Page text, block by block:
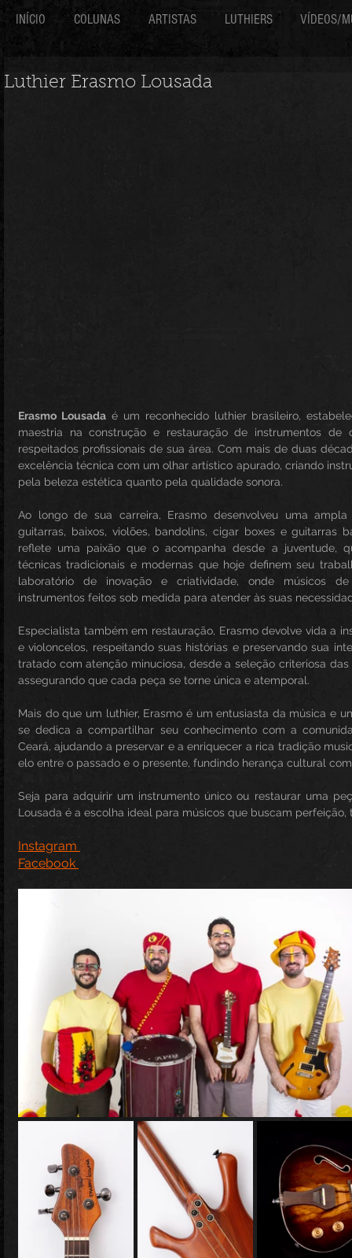
INÍCIO COLUNAS ARTISTAS LUTHIERS VÍDEOS/
Luthier Erasmo Lousada
Erasmo Lousada é um reconhecido luthier brasileiro,
maestria na construção e restauração de instrumentos
respeitados profissionais de sua área. Com mais de duas
excelência técnica com um olhar artístico apurado, criando
pela beleza estética quanto pela qualidade sonora.
Ao longo de sua carreira, Erasmo desenvolveu uma
guitarras, baixos, violões, bandolins, cigar boxes e guitarras
reflete uma paixão que o acompanha desde a juventude,
técnicas tradicionais e modernas que hoje definem seu
laboratório de inovação e criatividade, onde músicos
instrumentos feitos sob medida para atender às suas
Especialista também em restauração, Erasmo devolve vida a
e violoncelos, respeitando suas histórias e preservando sua
tratado com atenção minuciosa, desde a seleção criteriosa
assegurando que cada peça se torne única e atemporal.
Mais do que um luthier, Erasmo é um entusiasta da música e
se dedica a compartilhar seu conhecimento com a
Ceará, ajudando a preservar e a enriquecer a rica tradição
elo entre o passado e o presente, fundindo herança cultural
Seja para adquirir um instrumento único ou restaurar uma
Lousada é a escolha ideal para músicos que buscam perfeição,
Instagram
Facebook